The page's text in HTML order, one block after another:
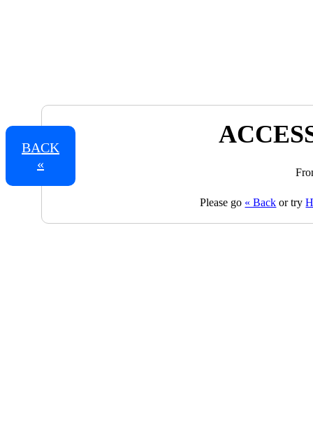
BACK
«
Please go « Back or try